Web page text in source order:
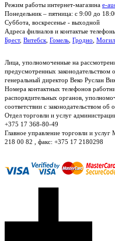
Режим работы интернет-магазина e-
Понедельник – пятница: с 9:00 до
Суббота, воскресенье - выходной
Адреса филиалов и контактые
Брест, Витебск Гомель Гродно
Лица, уполномоченные на
предусмотренных законодательством
генеральный директор Веко Руслан
Номера контактных телефонов
распорядительных органов,
соответствии с законодательством
Отдел торговли и услуг
+375 17 368-80-49
Главное управление торговли и
218 00 82 , факс: +375 17 2180298